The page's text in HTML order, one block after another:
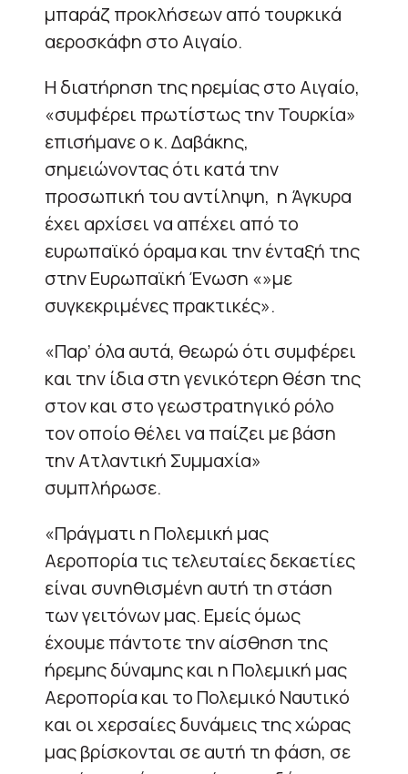
μπαράζ προκλήσεων από τουρκικά
αεροσκάφη στο Αιγαίο.
Η διατήρηση της ηρεμίας στο Αιγαίο,
«συμφέρει πρωτίστως την Τουρκία»
επισήμανε ο κ. Δαβάκης,
σημειώνοντας ότι κατά την
προσωπική του αντίληψη, η Άγκυρα
έχει αρχίσει να απέχει από το
ευρωπαϊκό όραμα και την ένταξή της
στην Ευρωπαϊκή Ένωση «»με
συγκεκριμένες πρακτικές».
«Παρ’ όλα αυτά, θεωρώ ότι συμφέρει
και την ίδια στη γενικότερη θέση της
στον και στο γεωστρατηγικό ρόλο
τον οποίο θέλει να παίζει με βάση
την Ατλαντική Συμμαχία»
συμπλήρωσε.
«Πράγματι η Πολεμική μας
Αεροπορία τις τελευταίες δεκαετίες
είναι συνηθισμένη αυτή τη στάση
των γειτόνων μας. Εμείς όμως
έχουμε πάντοτε την αίσθηση της
ήρεμης δύναμης και η Πολεμική μας
Αεροπορία και το Πολεμικό Ναυτικό
και οι χερσαίες δυνάμεις της χώρας
μας βρίσκονται σε αυτή τη φάση, σε